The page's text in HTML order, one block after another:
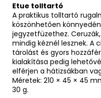
Etue tolltartó
A praktikus tolltartó
köszönhetően
jegyzetfüzethez.
mindig kéznél lesznek. A
tárolást és gyors
kialakítása pedig
elférjen a hátizsákban
Méretek: 210 × 45 × 45
30 g.